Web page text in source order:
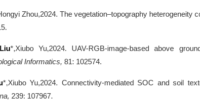
Zhou,2024. The vegetation–topography heterogeneity
*,Xiubo Yu,2024. UAV-RGB-image-based above
Informatics, 81: 102574.
*,Xiubo Yu,2024. Connectivity-mediated SOC and soil
239: 107967.